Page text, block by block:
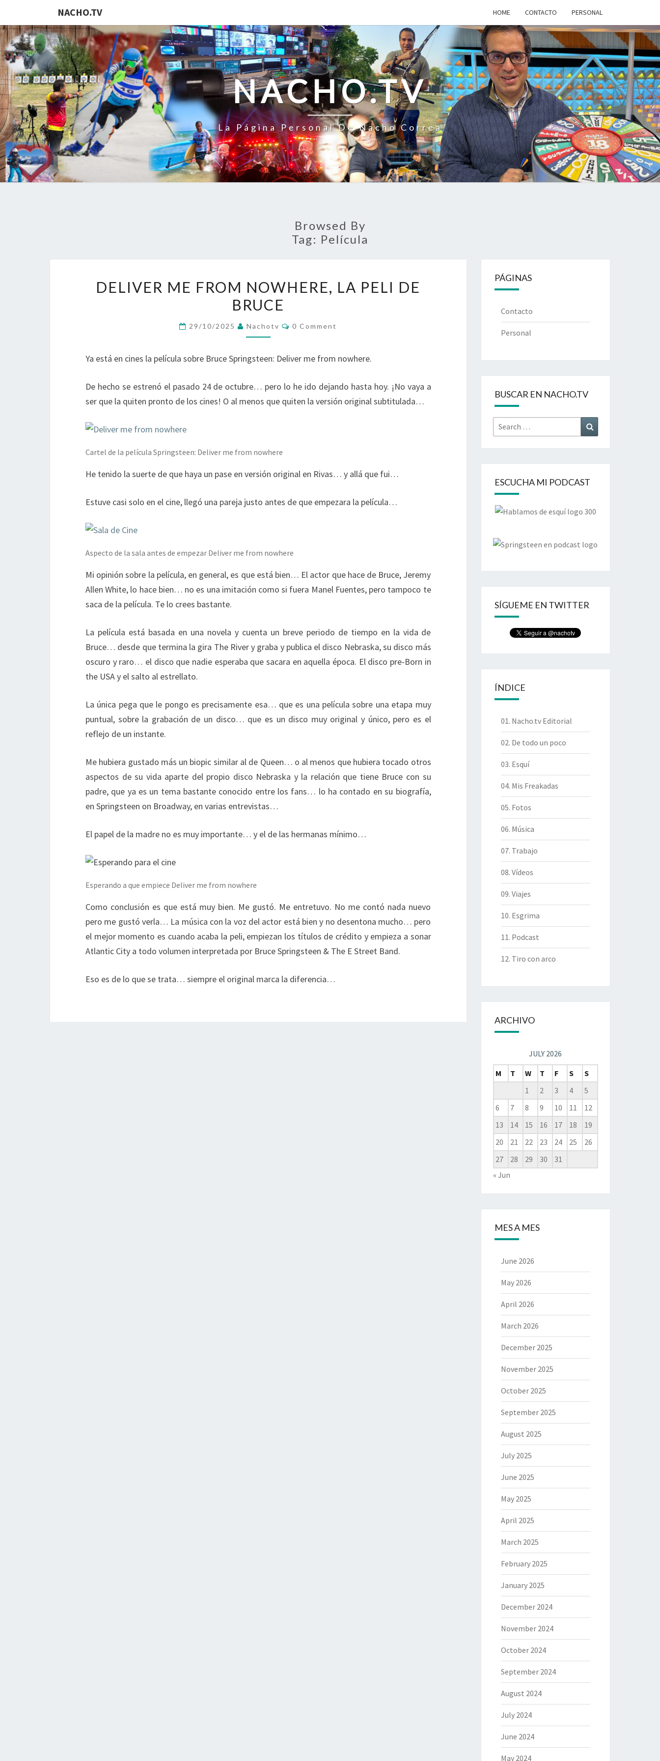
NACHO.TV HOME CONTACTO PERSONAL
NACHO.TV
La Página Personal De Nacho Correa
Browsed By
Tag: Película
ME
FROM
LA
DE
DELIVER ME FROM NOWHERE, LA PELI DE
BRUCE
29/10/2025 Nachotv Comments
0 Comment
Ya está en cines la película sobre Bruce Springsteen: Deliver me from nowhere.
De hecho se estrenó el pasado 24 de octubre… pero lo he ido dejando hasta hoy. ¡No vaya a
ser que la quiten pronto de los cines! O al menos que quiten la versión original subtitulada…
Cartel de la película Springsteen: Deliver me from nowhere
He tenido la suerte de que haya un pase en versión original en Rivas… y allá que fui…
Estuve casi solo en el cine, llegó una pareja justo antes de que empezara la película…
Aspecto de la sala antes de empezar Deliver me from nowhere
Mi opinión sobre la película, en general, es que está bien… El actor que hace de Bruce, Jeremy
Allen White, lo hace bien… no es una imitación como si fuera Manel Fuentes, pero tampoco te
saca de la película. Te lo crees bastante.
La película está basada en una novela y cuenta un breve periodo de tiempo en la vida de
Bruce… desde que termina la gira The River y graba y publica el disco Nebraska, su disco más
oscuro y raro… el disco que nadie esperaba que sacara en aquella época. El disco pre-Born in
the USA y el salto al estrellato.
La única pega que le pongo es precisamente esa… que es una película sobre una etapa muy
puntual, sobre la grabación de un disco… que es un disco muy original y único, pero es el
reflejo de un instante.
Me hubiera gustado más un biopic similar al de Queen… o al menos que hubiera tocado otros
aspectos de su vida aparte del propio disco Nebraska y la relación que tiene Bruce con su
padre, que ya es un tema bastante conocido entre los fans… lo ha contado en su biografía,
en Springsteen on Broadway, en varias entrevistas…
El papel de la madre no es muy importante… y el de las hermanas mínimo…
Esperando a que empiece Deliver me from nowhere
Como conclusión es que está muy bien. Me gustó. Me entretuvo. No me contó nada nuevo
pero me gustó verla… La música con la voz del actor está bien y no desentona mucho… pero
el mejor momento es cuando acaba la peli, empiezan los títulos de crédito y empieza a sonar
Atlantic City a todo volumen interpretada por Bruce Springsteen & The E Street Band.
Eso es de lo que se trata… siempre el original marca la diferencia…
PÁGINAS
Contacto
Personal
BUSCAR EN NACHO.TV
Search
for:
ESCUCHA MI PODCAST
SÍGUEME EN TWITTER
ÍNDICE
01. Nacho.tv Editorial
02. De todo un poco
03. Esquí
04. Mis Freakadas
05. Fotos
06. Música
07. Trabajo
08. Vídeos
09. Viajes
10. Esgrima
11. Podcast
12. Tiro con arco
ARCHIVO
JULY 2026
M
T W T F S
S
1
2 3 4
5
6
7 8 9 10 11
12
13
14 15 16 17 18
19
20
21 22 23 24 25
26
27
28 29 30
31
« Jun
MES A MES
June 2026
May 2026
April 2026
March 2026
December 2025
November 2025
October 2025
September 2025
August 2025
July 2025
June 2025
May 2025
April 2025
March 2025
February 2025
January 2025
December 2024
November 2024
October 2024
September 2024
August 2024
July 2024
June 2024
May 2024